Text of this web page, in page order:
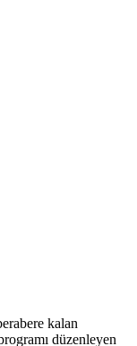
kalan
düzenleyen